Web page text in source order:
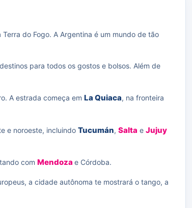
do Fogo. A Argentina é um mundo de tão
para todos os gostos e bolsos. Além de
A estrada começa em La Quiaca, na fronteira
e noroeste, incluindo Tucumán, Salta e Jujuy
com Mendoza e Córdoba.
a cidade autônoma te mostrará o tango, a